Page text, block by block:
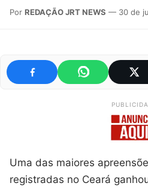
Por REDAÇÃO JRT NEWS — 30 de
Uma das maiores
registradas no Ceará